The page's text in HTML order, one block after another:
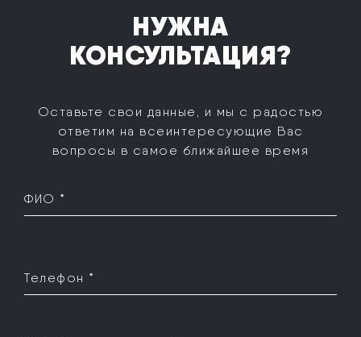
НУЖНА
КОНСУЛЬТАЦИЯ?
Оставьте свои данные, и мы с радостью
ответим на все интересующие Вас
вопросы в самое ближайшее время
ФИО *
Телефон *